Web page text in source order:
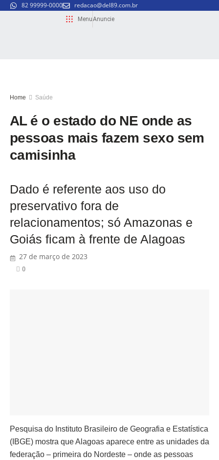
82 99999-0000 redacao@del89.com.br
MenuAnuncie
Home Saúde
AL é o estado do NE onde as
pessoas mais fazem sexo sem
camisinha
Dado é referente aos uso do
preservativo fora de
relacionamentos; só Amazonas e
Goiás ficam à frente de Alagoas
27 de março de 2023
0
Pesquisa do Instituto Brasileiro de Geografia e Estatística
(IBGE) mostra que Alagoas aparece entre as unidades da
federação – primeira do Nordeste – onde as pessoas